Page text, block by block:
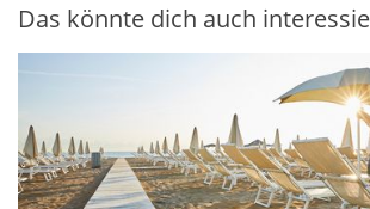
Das könnte dich auch